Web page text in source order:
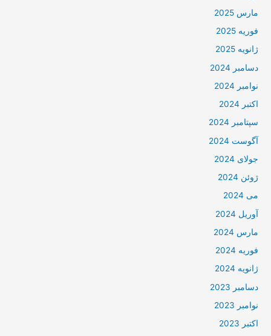
مارس 2025
فوریه 2025
ژانویه 2025
دسامبر 2024
نوامبر 2024
اکتبر 2024
سپتامبر 2024
آگوست 2024
جولای 2024
ژوئن 2024
می 2024
آوریل 2024
مارس 2024
فوریه 2024
ژانویه 2024
دسامبر 2023
نوامبر 2023
اکتبر 2023